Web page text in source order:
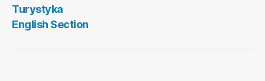
Turystyka
English Section